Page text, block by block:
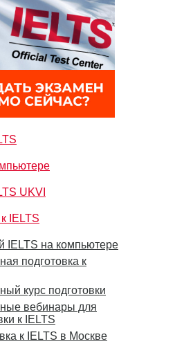
UKVI
IELTS
IELTS на компьютере
подготовка к
курс подготовки
вебинары для
к IELTS
к IELTS в Москве